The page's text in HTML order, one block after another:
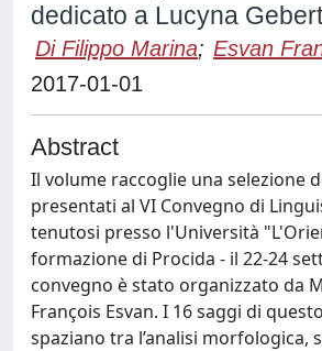
dedicato a Lucyna Gebert
Di Filippo Marina; Esvan
2017-01-01
Abstract
Il volume raccoglie una selezione
presentati al VI Convegno di
tenutosi presso l'Università
formazione di Procida - il 22-24
convegno è stato organizzato da
François Esvan. I 16 saggi di
spaziano tra l’analisi morfologica,